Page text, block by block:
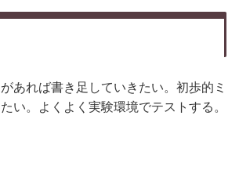
あれば書き足していきたい。初歩的ミ
い。よくよく実験環境でテストする。